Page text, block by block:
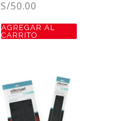
S/50.00
AGREGAR AL
CARRITO